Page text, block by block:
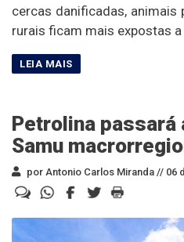
cercas danificadas, animais
rurais ficam mais expostas a
Petrolina passará
Samu
por Antonio Carlos Miranda // 06